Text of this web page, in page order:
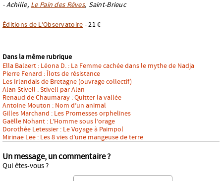
- Achille, Le Pain des Rêves, Saint-Brieuc
Éditions de L’Observatoire - 21 €
Dans la même rubrique
Ella Balaert : Léona D. : La Femme cachée dans le mythe de Nadja
Pierre Fenard : Îlots de résistance
Les Irlandais de Bretagne (ouvrage collectif)
Alan Stivell : Stivell par Alan
Renaud de Chaumaray : Quitter la vallée
Antoine Mouton : Nom d’un animal
Gilles Marchand : Les Promesses orphelines
Gaëlle Nohant : L’Homme sous l’orage
Dorothée Letessier : Le Voyage à Paimpol
Mirinae Lee : Les 8 vies d’une mangeuse de terre
Un message, un commentaire ?
Qui êtes-vous ?